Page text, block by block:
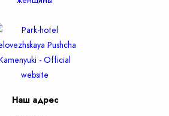
Наш адрес